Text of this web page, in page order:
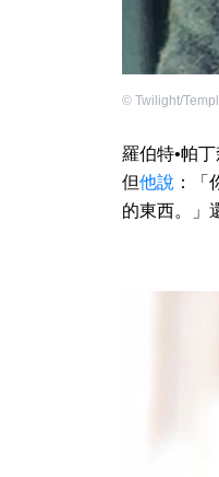
© Twilight/
羅伯特•帕
但他說 ：
的東西。」